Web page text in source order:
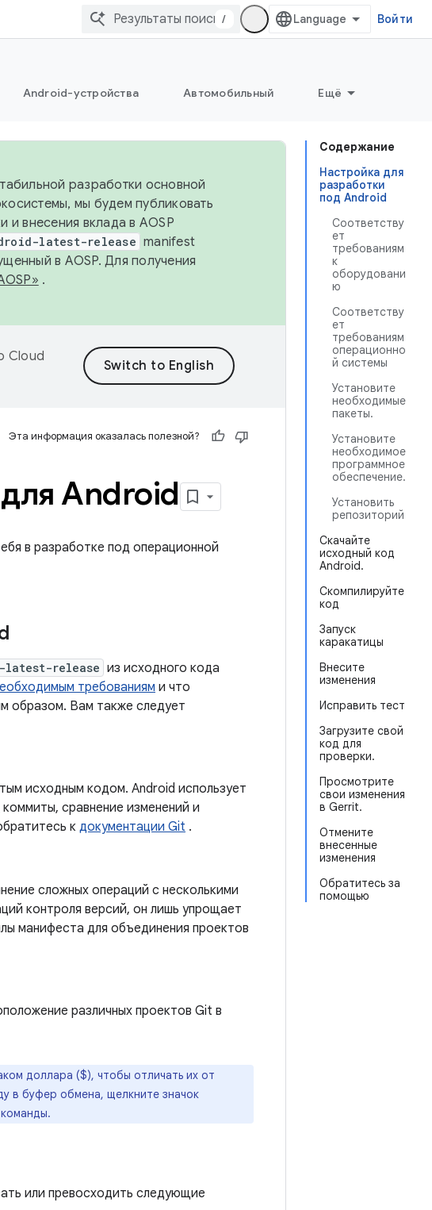
/ Войти
Android-устройства Автомобильный Ещё
Содержание
Настройка для
разработки
под Android
Соответству
ет
требованиям
к
оборудовани
ю
Соответству
ет
требованиям
операционно
й системы
Установите
необходимые
пакеты.
Установите
необходимое
программное
обеспечение.
Установить
репозиторий
Скачайте
исходный код
Android.
Скомпилируйте
код
Запуск
каракатицы
Внесите
изменения
Исправить тест
Загрузите свой
код для
проверки.
Просмотрите
свои изменения
в Gerrit.
Отмените
внесенные
изменения
Обратитесь за
помощью
разработки основной
мы будем публиковать
и внесения вклада в AOSP
latest-release manifest
в AOSP. Для получения
.
Cloud
Эта информация оказалась полезной?
Android
в разработке под операционной
latest-release из исходного кода
требованиям и что
образом. Вам также следует
исходным кодом. Android использует
сравнение изменений и
к документации Git .
сложных операций с несколькими
контроля версий, он лишь упрощает
манифеста для объединения проектов
различных проектов Git в
доллара ($), чтобы отличать их от
в буфер обмена, щелкните значок
или превосходить следующие